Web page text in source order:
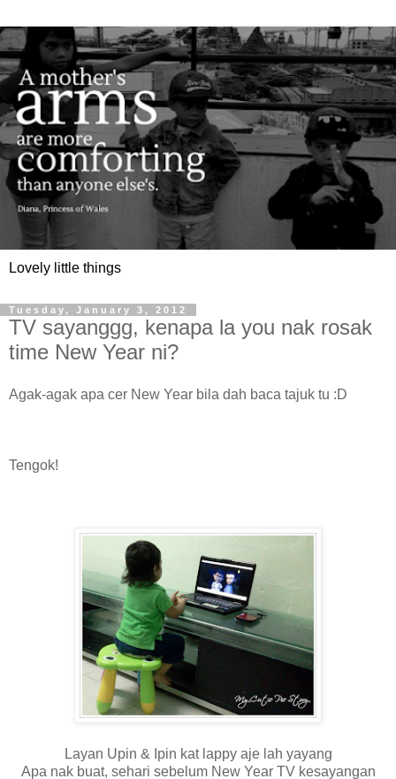
Lovely little things
Tuesday, January 3, 2012
TV sayanggg, kenapa la you nak rosak
time New Year ni?
Agak-agak apa cer New Year bila dah baca tajuk tu :D
Tengok!
Layan Upin & Ipin kat lappy aje lah yayang
Apa nak buat, sehari sebelum New Year TV kesayangan